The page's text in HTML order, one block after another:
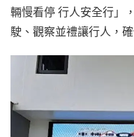
輛慢看停 行人安全行」
駛、觀察並禮讓行人，